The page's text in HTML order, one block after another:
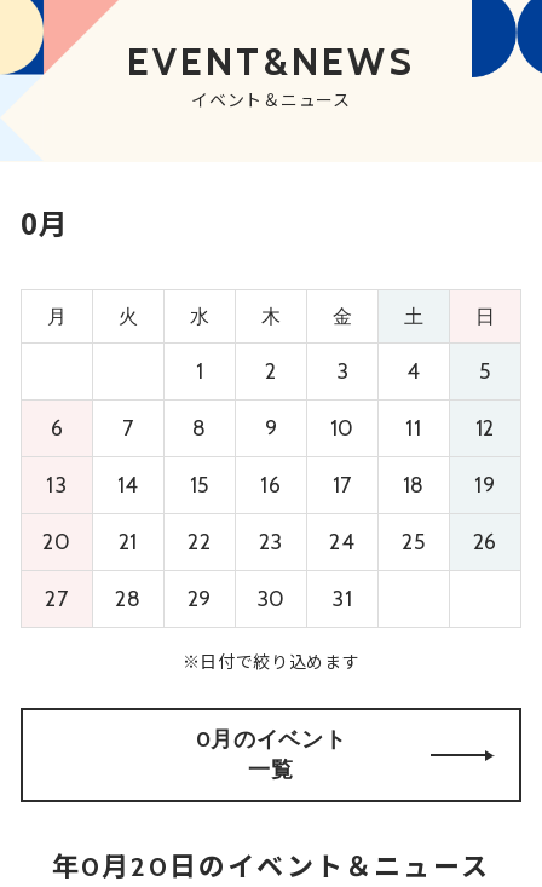
EVENT&NEWS
イベント＆ニュース
0月
月 火 水 木 金 土 日
1 2 3 4 5
6 7 8 9 10 11 12
13 14 15 16 17 18 19
20 21 22 23 24 25 26
27 28 29 30 31
※日付で絞り込めます
0月のイベント
一覧
年0月20日のイベント＆ニュース